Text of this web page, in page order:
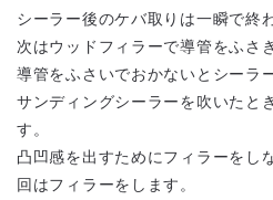
シーラー後のケバ取りは一瞬で終
次はウッドフィラーで導管をふさ
導管をふさいでおかないとシーラ
サンディングシーラーを吹いたと
す。
凸凹感を出すためにフィラーをし
回はフィラーをします。